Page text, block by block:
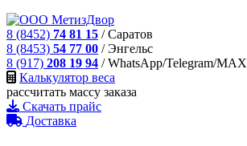
8 (8452) 74 81 15 / Саратов
8 (8453) 54 77 00 / Энгельс
8 (917) 208 19 94 / WhatsApp/Telegram/MAX
Калькулятор веса
рассчитать массу заказа
Скачать прайс
Доставка